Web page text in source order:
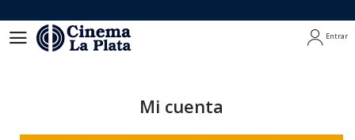
Entrar
Mi cuenta